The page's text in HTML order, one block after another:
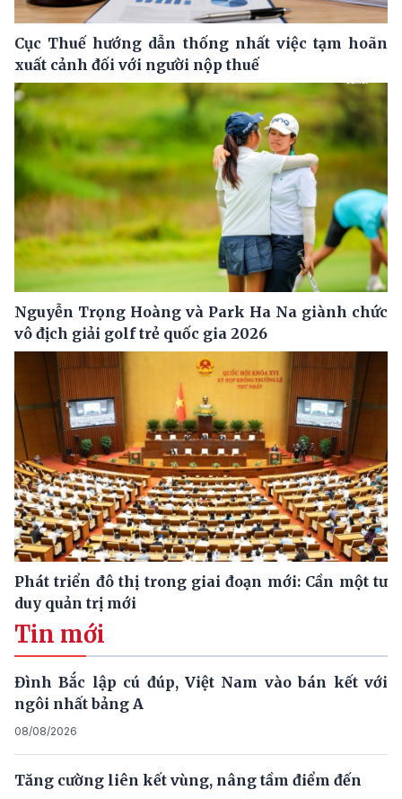
Cục Thuế hướng dẫn thống nhất việc tạm hoãn
xuất cảnh đối với người nộp thuế
Nguyễn Trọng Hoàng và Park Ha Na giành chức
vô địch giải golf trẻ quốc gia 2026
Phát triển đô thị trong giai đoạn mới: Cần một tư
duy quản trị mới
Tin mới
Đình Bắc lập cú đúp, Việt Nam vào bán kết với
ngôi nhất bảng A
08/08/2026
Tăng cường liên kết vùng, nâng tầm điểm đến